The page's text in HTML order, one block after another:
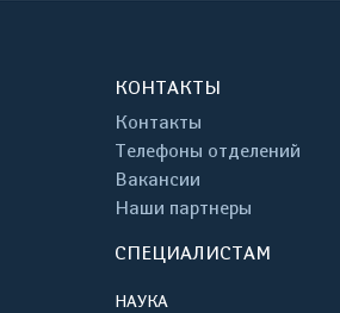
КОНТАКТЫ
Контакты
Телефоны отделений
Вакансии
Наши партнеры
СПЕЦИАЛИСТАМ
НАУКА